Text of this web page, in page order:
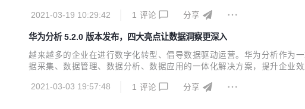
2021-03-19 10:29:42 1 评论 分享
华为分析 5.2.0 版本发布，四大亮点让数据洞察更深入
越来越多的企业在进行数字化转型、倡导数据驱动运营。华为分析作为
据采集、数据管理、数据分析、数据应用的一体化解决方案，提升企业
分析的需求。 一、新增渠道分析，甄别渠道拉新质量 随着移动应用市场
2021-03-03 19:57:48 1 评论 分享